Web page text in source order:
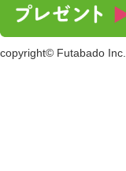
copyright© Futabado